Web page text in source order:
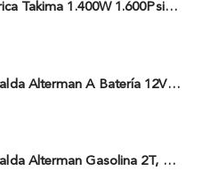
Hidrolavadora Eléctrica Takima 1.400W 1.600Psi, Tkepw-1600-A.
Fumigadora De Espalda Alterman A Baterí­a 12V/12Ah, 20Litros, Xkes20.
Fumigadora De Espalda Alterman Gasolina 2T, 26 Cc, Bomba Nylon Libre Mantenimiento, Tf900-A.